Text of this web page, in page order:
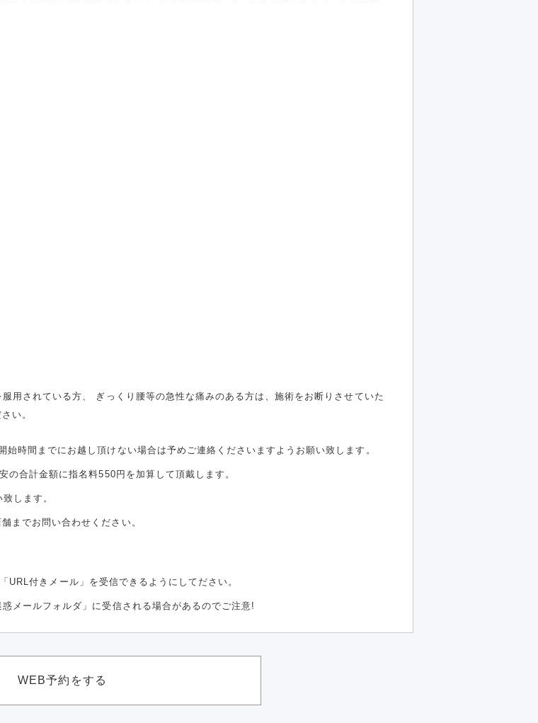
用されている方、 ぎっくり腰等の急性な痛みのある方は、施術をお断りさせていた
い。
時間までにお越し頂けない場合は予めご連絡くださいますようお願い致します。
合計金額に指名料550円を加算して頂戴します。
します。
までお問い合わせください。
付きメール」を受信できるようにしてださい。
メールフォルダ」に受信される場合があるのでご注意!
WEB予約をする